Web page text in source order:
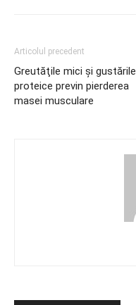
Articolul precedent
Greutăţile mici şi gustările
proteice previn pierderea
masei musculare